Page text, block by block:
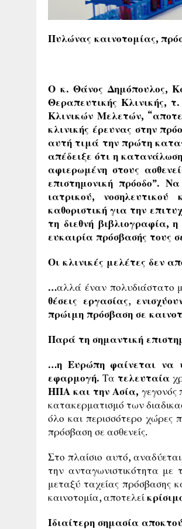
Πυλώνας καινοτομίας,
Ο κ. Θάνος Δημόπουλος,
Θεραπευτικής Κλινικής,
Κλινικών Μελετών,
κλινικής έρευνας στην
αυτή τιμά την πρώτη
απέδειξε ότι η
αφιερωμένη στους
επιστημονική πρόοδο”.
ιατρικού,
καθοριστική για την
τη διεθνή βιβλιογραφία,
ευκαιρία πρόσβασής τους
Οι κλινικές μελέτες δεν
…αλλά έναν πολυδιάστατο
θέσεις εργασίας,
πρώιμη πρόσβαση σε
Παρά τη σημαντική
…η Ευρώπη φαίνεται να
εφαρμογή. Τατελευταία
ΗΠΑ και την Ασία, γεγονός
κατακερματισμό των
όλο και περισσότερο χώρες
πρόσβαση σε ασθενείς.
Στο πλαίσιο αυτό,
την ανταγωνιστικότητα με
μεταξύ ταχείας πρόσβασης
καινοτομία, αποτελεί
Ιδιαίτερη σημασία